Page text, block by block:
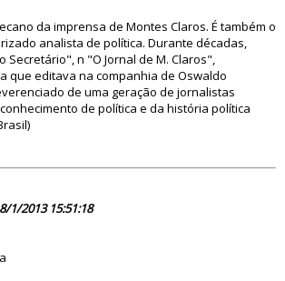
da imprensa de Montes Claros. É também o
analista de política. Durante décadas,
Secretário", n "O Jornal de M. Claros",
que editava na companhia de Oswaldo
de uma geração de jornalistas
de política e da história política
1/2013 15:51:18